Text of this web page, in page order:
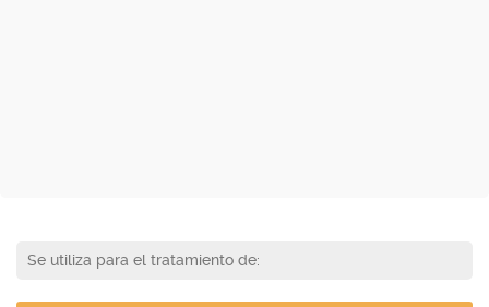
Se utiliza para el tratamiento de: